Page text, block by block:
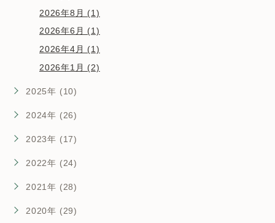
2026年8月 (1)
2026年6月 (1)
2026年4月 (1)
2026年1月 (2)
2025年 (10)
2024年 (26)
2023年 (17)
2022年 (24)
2021年 (28)
2020年 (29)